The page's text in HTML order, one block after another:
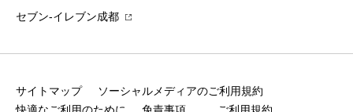
セブン‐イレブン成都
サイトマップ
ソーシャルメディアのご利用規約